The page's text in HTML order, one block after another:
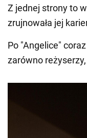
Z jednej strony to
zrujnowała jej
Po "Angelice"
zarówno